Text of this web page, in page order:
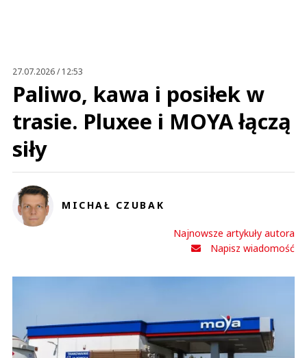
27.07.2026 / 12:53
Paliwo, kawa i posiłek w
trasie. Pluxee i MOYA łączą
siły
MICHAŁ CZUBAK
Najnowsze artykuły autora
Napisz wiadomość